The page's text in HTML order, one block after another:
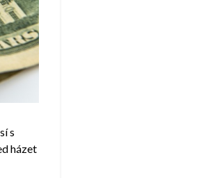
s
házet